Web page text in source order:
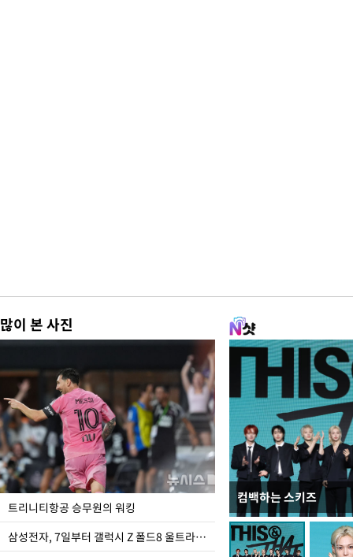
많이 본 사진
트리니티항공 승무원의 워킹
삼성전자, 7일부터 갤럭시 Z 폴드8 울트라·폴드8·플립8 출시
컴백하는 스키즈
입추 하루 앞둔 전남
폭염